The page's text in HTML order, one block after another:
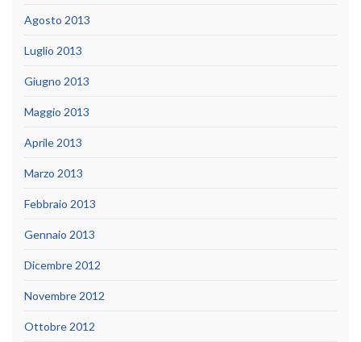
Agosto 2013
Luglio 2013
Giugno 2013
Maggio 2013
Aprile 2013
Marzo 2013
Febbraio 2013
Gennaio 2013
Dicembre 2012
Novembre 2012
Ottobre 2012